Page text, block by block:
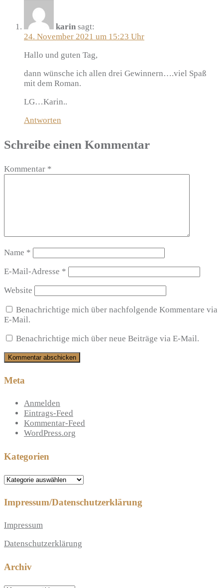
karin sagt:
24. November 2021 um 15:23 Uhr
Hallo und guten Tag,
dann wünsche ich allen drei Gewinnern….viel Spaß
mit dem Roman.
LG…Karin..
Antworten
Schreibe einen Kommentar
Kommentar *
Name *
E-Mail-Adresse *
Website
Benachrichtige mich über nachfolgende Kommentare via
E-Mail.
Benachrichtige mich über neue Beiträge via E-Mail.
Meta
Anmelden
Eintrags-Feed
Kommentar-Feed
WordPress.org
Kategorien
Kategorien
Impressum/Datenschutzerklärung
Impressum
Datenschutzerklärung
Archiv